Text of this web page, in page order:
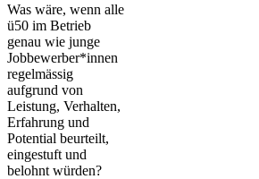
Was wäre, wenn alle
ü50 im Betrieb
genau wie junge
Jobbewerber*innen
regelmässig
aufgrund von
Leistung, Verhalten,
Erfahrung und
Potential beurteilt,
eingestuft und
belohnt würden?